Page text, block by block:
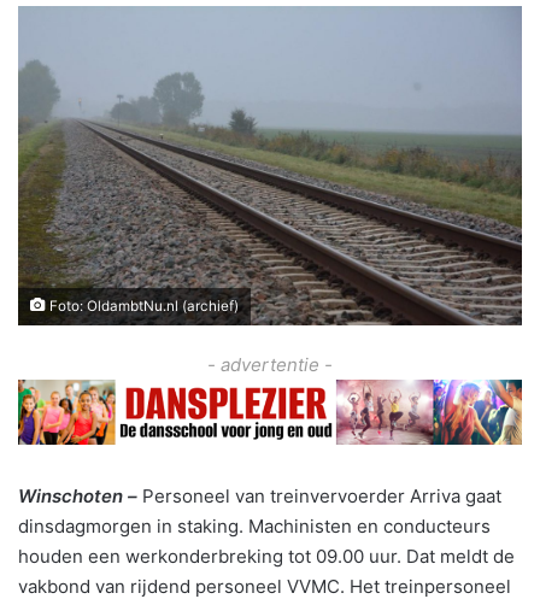
Foto: OldambtNu.nl (archief)
- advertentie -
Winschoten – Personeel van treinvervoerder Arriva gaat
dinsdagmorgen in staking. Machinisten en conducteurs
houden een werkonderbreking tot 09.00 uur. Dat meldt de
vakbond van rijdend personeel VVMC. Het treinpersoneel